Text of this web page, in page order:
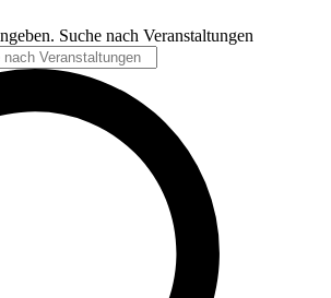
Suche nach Veranstaltungen